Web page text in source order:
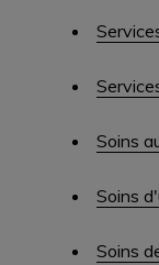
Soins
Soins
Soins